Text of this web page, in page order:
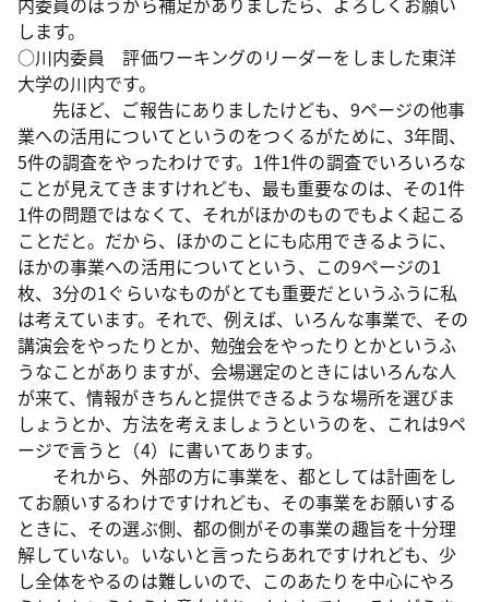
します。
○川内委員 評価ワーキングのリーダーをしました東洋
大学の川内です。
先ほど、ご報告にありましたけども、9ページの他事
業への活用についてというのをつくるがために、3年間、
5件の調査をやったわけです。1件1件の調査でいろいろな
ことが見えてきますけれども、最も重要なのは、その1件
1件の問題ではなくて、それがほかのものでもよく起こる
ことだと。だから、ほかのことにも応用できるように、
ほかの事業への活用についてという、この9ページの1
枚、3分の1ぐらいなものがとても重要だというふうに私
は考えています。それで、例えば、いろんな事業で、その
講演会をやったりとか、勉強会をやったりとかというふ
うなことがありますが、会場選定のときにはいろんな人
が来て、情報がきちんと提供できるような場所を選びま
しょうとか、方法を考えましょうというのを、これは9ペ
ージで言うと（4）に書いてあります。
それから、外部の方に事業を、都としては計画をし
てお願いするわけですけれども、その事業をお願いする
ときに、その選ぶ側、都の側がその事業の趣旨を十分理
解していない。いないと言ったらあれですけれども、少
し全体をやるのは難しいので、このあたりを中心にやろ